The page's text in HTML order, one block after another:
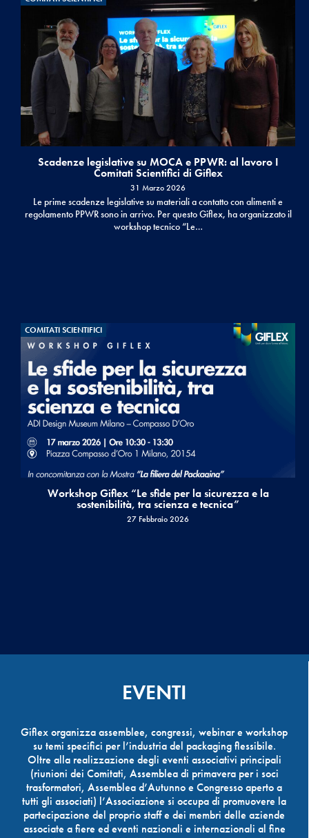
Scadenze legislative su MOCA e PPWR: al lavoro I
Comitati Scientifici di Giflex
31 Marzo 2026
Le prime scadenze legislative su materiali a contatto con alimenti e
regolamento PPWR sono in arrivo. Per questo Giflex, ha organizzato il
workshop tecnico “Le…
COMITATI SCIENTIFICI
Workshop Giflex “Le sfide per la sicurezza e la
sostenibilità, tra scienza e tecnica”
27 Febbraio 2026
EVENTI
Giflex organizza assemblee, congressi, webinar e workshop
su temi specifici per l’industria del packaging flessibile.
Oltre alla realizzazione degli eventi associativi principali
(riunioni dei Comitati, Assemblea di primavera per i soci
trasformatori, Assemblea d’Autunno e Congresso aperto a
tutti gli associati) l’Associazione si occupa di promuovere la
partecipazione del proprio staff e dei membri delle aziende
associate a fiere ed eventi nazionali e internazionali al fine